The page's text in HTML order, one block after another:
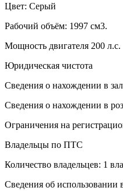
Цвет: Серый
Рабочий объём: 1997 см3.
Мощность двигателя 200 л.с.
Юридическая чистота
Сведения о нахождении в
Сведения о нахождении в
Ограничения на
Владельцы по ПТС
Количество владельцев: 1
Сведения об использовании